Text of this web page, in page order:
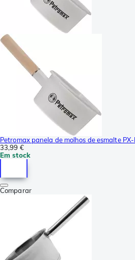
Petromax panela de molhos de esmalte
33,99 €
Em stock
Comparar